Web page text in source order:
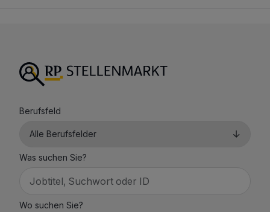
Berufsfeld
Was suchen Sie?
Wo suchen Sie?